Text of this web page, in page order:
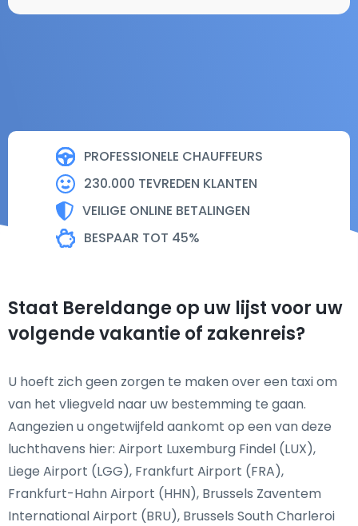
PROFESSIONELE CHAUFFEURS
230.000 TEVREDEN KLANTEN
VEILIGE ONLINE BETALINGEN
BESPAAR TOT 45%
Staat Bereldange op uw lijst voor uw
volgende vakantie of zakenreis?
U hoeft zich geen zorgen te maken over een taxi om
van het vliegveld naar uw bestemming te gaan.
Aangezien u ongetwijfeld aankomt op een van deze
luchthavens hier: Airport Luxemburg Findel (LUX),
Liege Airport (LGG), Frankfurt Airport (FRA),
Frankfurt-Hahn Airport (HHN), Brussels Zaventem
International Airport (BRU), Brussels South Charleroi